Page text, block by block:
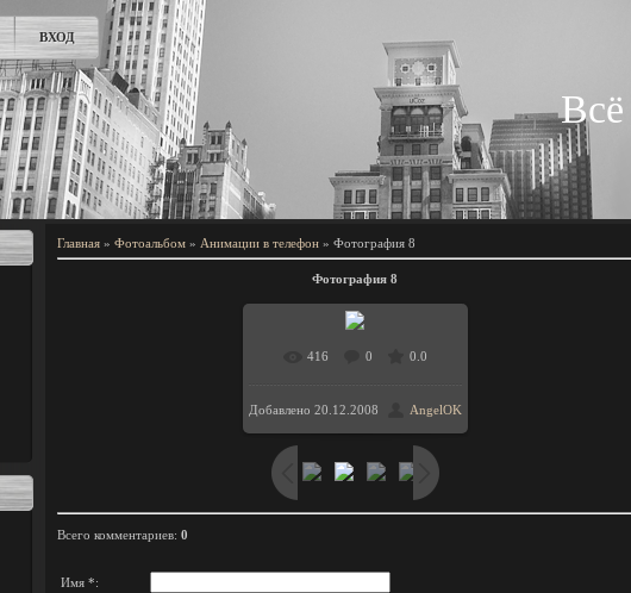
ВХОД
Всё
Главная » Фотоальбом » Анимации в телефон » Фотография 8
Фотография 8
416 0 0.0
Добавлено 20.12.2008 AngelOK
Всего комментариев: 0
Имя *: